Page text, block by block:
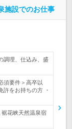
施設でのお仕事
調理、仕込み、盛
須要件＞高卒以
許をお持ちの方 ・
花峡天然温泉宿